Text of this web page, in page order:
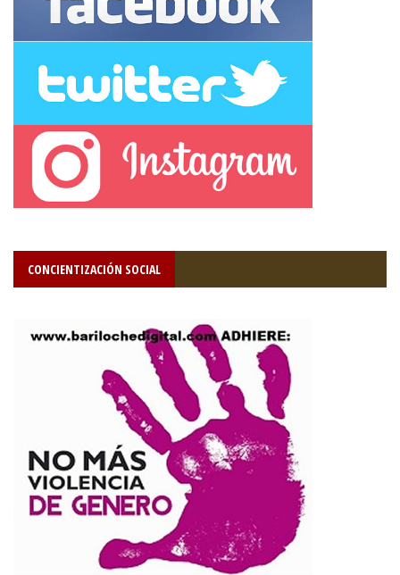
CONCIENTIZACIÓN SOCIAL